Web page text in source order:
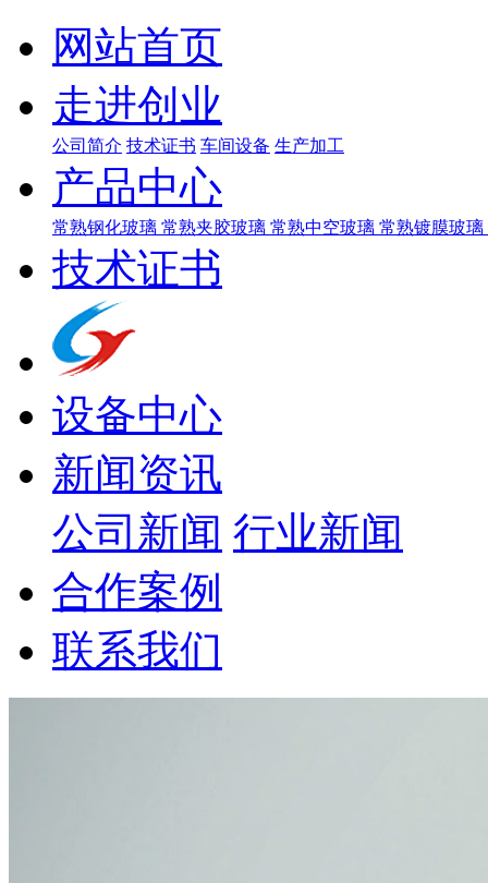
网站首页
走进创业
公司简介 技术证书 车间设备 生产加工
产品中心
常熟钢化玻璃 常熟夹胶玻璃 常熟中空玻璃 常熟镀膜玻璃
技术证书
设备中心
新闻资讯
公司新闻 行业新闻
合作案例
联系我们